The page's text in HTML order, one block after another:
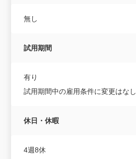
無し
試用期間
有り
試用期間中の雇用条件に変更はなし
休日・休暇
4週8休